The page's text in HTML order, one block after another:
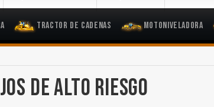
Tractor de Cadenas Motoniveladora
DE ALTO RIESGO